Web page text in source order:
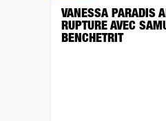
VANESSA PARADIS
RUPTURE AVEC
BENCHETRIT